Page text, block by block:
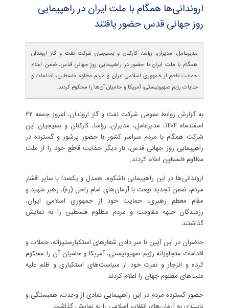
اروندانی‌ها همگام با ملت ایران در راهپیمایی
روز جهانی قدس حضور یافتند
مدیرعامل، مدیران، رؤسا، کارکنان و بسیجیان شرکت نفت و گاز اروندان
همگام با ملت ایران با حضور در راهپیمایی روز جهانی قدس، ضمن اعلام
حمایت قاطع از جمهوری اسلامی ایران و مردم مظلوم فلسطین، اقدامات و
جنایات رژیم صهیونیستی، آمریکا و حامیان آن‌ها را محکوم کردند.
به گزارش روابط عمومی شرکت نفت و گاز اروندان، امروز جمعه ۲۲
اسفندماه ۱۴۰۴، مدیرعامل، مدیران، رؤسا، کارکنان و بسیجیان این
شرکت همگام با مردم سراسر کشور با حضور پرشور و گسترده در
راهپیمایی روز جهانی قدس، بار دیگر حمایت قاطع خود را از ملت
مظلوم فلسطین اعلام کردند.
اروندانی‌ها در این راهپیمایی باشکوه، همدل و یکصدا با سایر اقشار
مردم، ضمن تجدید بیعت با آرمان‌های امام راحل (ره)، رهبر شهید و
مقام معظم رهبری، حمایت خود از جمهوری اسلامی ایران،
رزمندگان جبهه مقاومت و مردم مظلوم فلسطین را به نمایش
گذاشتند.
حاضران در این آیین با سر دادن شعارهای استکبارستیزانه، حملات و
اقدامات متجاوزانه رژیم صهیونیستی، آمریکا و حامیان آن را محکوم
کرده و انزجار و نفرت خود از سیاست‌های استکباری و ظلم علیه
ملت‌های مظلوم جهان را اعلام کردند
حضور گسترده مردم در این راهپیمایی نمادی از وحدت، همبستگی و